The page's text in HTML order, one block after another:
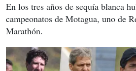
En los tres años de sequía blanca
campeonatos de Motagua, uno de
Marathón.